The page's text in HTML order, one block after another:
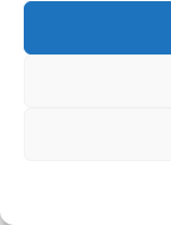
en los
descredito,
otras